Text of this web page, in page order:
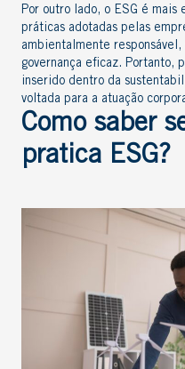
Por outro lado, o ESG é
práticas adotadas pelas
ambientalmente
governança eficaz. Portanto,
inserido dentro da
voltada para a atuação
Como saber
pratica ESG?